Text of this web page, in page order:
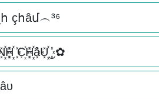
çհâմ︵³⁶
C꙰H꙰꙰âU꙰꙰‿✿